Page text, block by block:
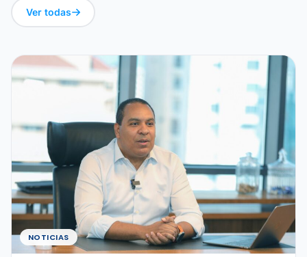
Ver todas
NOTICIAS